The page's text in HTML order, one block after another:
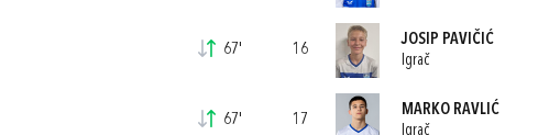
67'
67'
16
JOSIP PAVIČIĆ
Igrač
17
MARKO RAVLIĆ
Igrač